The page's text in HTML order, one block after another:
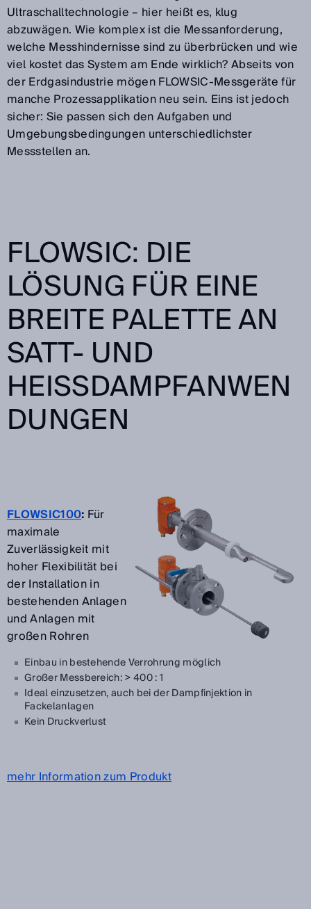
Ultraschalltechnologie – hier heißt es, klug
abzuwägen. Wie komplex ist die Messanforderung,
welche Messhindernisse sind zu überbrücken und wie
viel kostet das System am Ende wirklich? Abseits von
der Erdgasindustrie mögen FLOWSIC-Messgeräte für
manche Prozessapplikation neu sein. Eins ist jedoch
sicher: Sie passen sich den Aufgaben und
Umgebungsbedingungen unterschiedlichster
Messstellen an.
FLOWSIC: DIE
LÖSUNG FÜR EINE
BREITE PALETTE AN
SATT- UND
HEISSDAMPFANWEND
UNGEN
FLOWSIC100: Für
maximale
Zuverlässigkeit mit
hoher Flexibilität bei
der Installation in
bestehenden Anlagen
und Anlagen mit
großen Rohren
Einbau in bestehende Verrohrung möglich
Großer Messbereich: > 400 : 1
Ideal einzusetzen, auch bei der Dampfinjektion in
Fackelanlagen
Kein Druckverlust
mehr Information zum Produkt